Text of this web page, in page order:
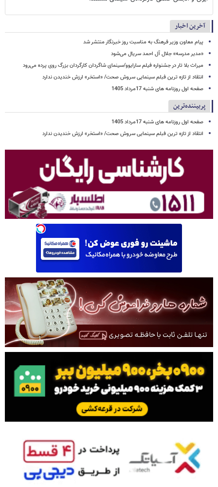
آخرین اخبار
پیام معاون وزیر فرهنگ به مناسبت روز خبرنگار منتشر شد
«مدیر مدرسه» جلال آل احمد سریال می‌شود
میراث بلا تار در جشنواره فیلم سارایوو/سینمای شاگردان کارگردان بزرگ روی پرده می‌رود
انتقاد از تازه ترین فبلم سینمایی سروش صحت/ «استخر» ارزش خندیدن ندارد
صفحه اول روزنامه های شنبه 17مرداد 1405
پربیننده‌ترین
صفحه اول روزنامه های شنبه 17مرداد 1405
انتقاد از تازه ترین فبلم سینمایی سروش صحت/ «استخر» ارزش خندیدن ندارد